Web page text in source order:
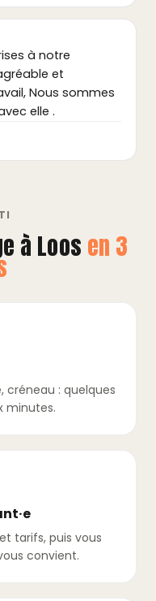
à notre
et
Nous sommes
elle .
à Loos en 3
créneau : quelques
minutes.
tarifs, puis vous
convient.